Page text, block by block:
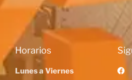
Horarios
Lunes a Viernes